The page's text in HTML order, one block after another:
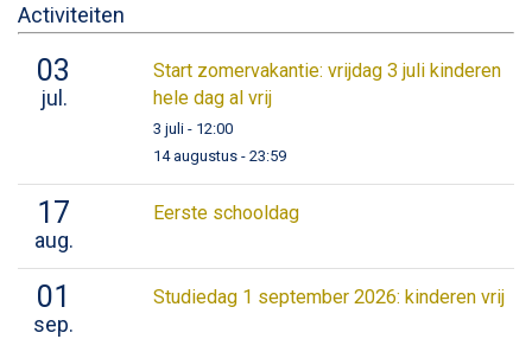
Activiteiten
03
jul.
Start zomervakantie: vrijdag 3 juli kinderen
hele dag al vrij
3 juli - 12:00
14 augustus - 23:59
17
aug.
Eerste schooldag
01
sep.
Studiedag 1 september 2026: kinderen vrij